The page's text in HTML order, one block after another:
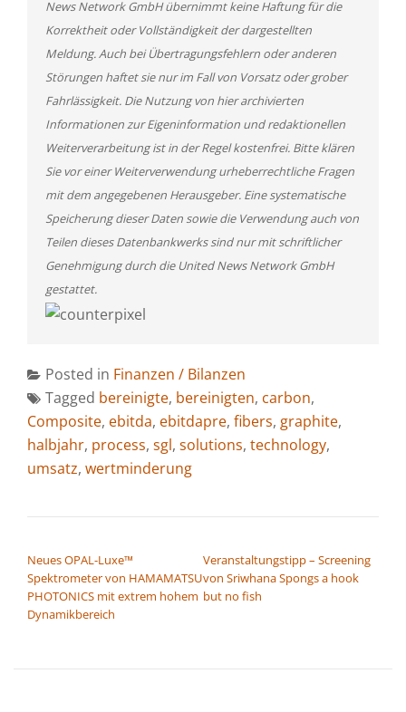
News Network GmbH übernimmt keine Haftung für die
Korrektheit oder Vollständigkeit der dargestellten
Meldung. Auch bei Übertragungsfehlern oder anderen
Störungen haftet sie nur im Fall von Vorsatz oder grober
Fahrlässigkeit. Die Nutzung von hier archivierten
Informationen zur Eigeninformation und redaktionellen
Weiterverarbeitung ist in der Regel kostenfrei. Bitte klären
Sie vor einer Weiterverwendung urheberrechtliche Fragen
mit dem angegebenen Herausgeber. Eine systematische
Speicherung dieser Daten sowie die Verwendung auch von
Teilen dieses Datenbankwerks sind nur mit schriftlicher
Genehmigung durch die United News Network GmbH
gestattet.
Posted in Finanzen / Bilanzen
Tagged bereinigte, bereinigten, carbon,
Composite, ebitda, ebitdapre, fibers, graphite,
halbjahr, process, sgl, solutions, technology,
umsatz, wertminderung
Neues OPAL-Luxe™
Spektrometer von HAMAMATSU
PHOTONICS mit extrem hohem
Dynamikbereich
Veranstaltungstipp – Screening
von Sriwhana Spongs a hook
but no fish